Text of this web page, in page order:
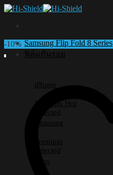
Skip
Samsung Flip Fold 8 Series
ฟิล์มกันรอย
iPhone
Premium
Selected
Samsung
Premium
Selected
Lens
-10%